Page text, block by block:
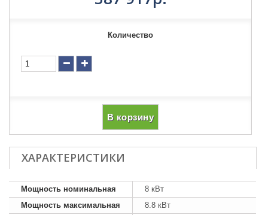
Количество
В корзину
ХАРАКТЕРИСТИКИ
Мощность номинальная
8 кВт
Мощность максимальная
8.8 кВт